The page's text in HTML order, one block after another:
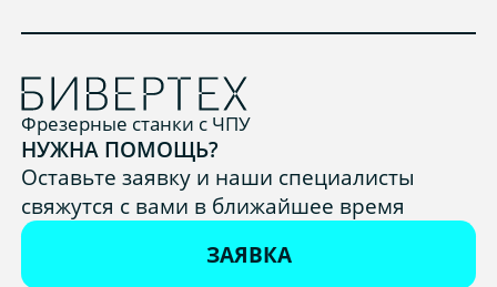
Фрезерные станки с ЧПУ
НУЖНА ПОМОЩЬ?
Оставьте заявку и наши специалисты
свяжутся с вами в ближайшее время
ЗАЯВКА